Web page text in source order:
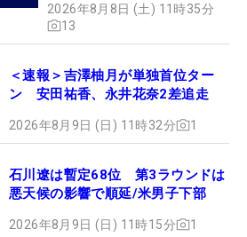
2026年8月8日 (土) 11時35分
13
＜速報＞吉澤柚月が単独首位ター
ン 安田祐香、永井花奈2差追走
2026年8月9日 (日) 11時32分 1
石川遼は暫定68位 第3ラウンドは
悪天候の影響で順延/米男子下部
2026年8月9日 (日) 11時15分 1